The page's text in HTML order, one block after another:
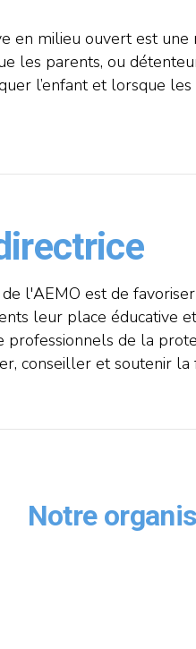
en milieu ouvert est une
les parents, ou
l’enfant et lorsque
l'AEMO est de
leur place éducative
de la
conseiller et soutenir la
Notre